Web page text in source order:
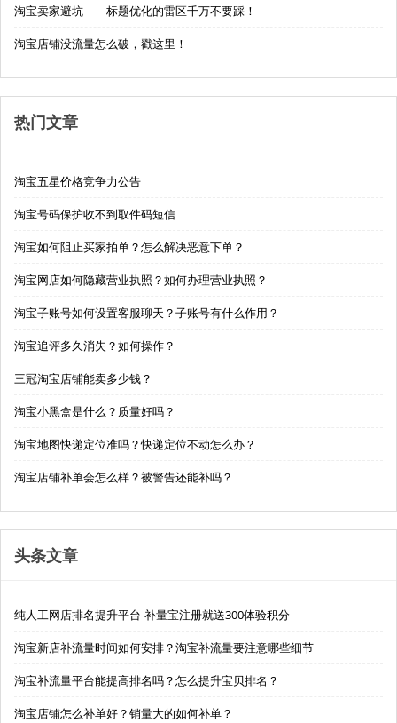
淘宝卖家避坑——标题优化的雷区千万不要踩！
淘宝店铺没流量怎么破，戳这里！
热门文章
淘宝五星价格竞争力公告
淘宝号码保护收不到取件码短信
淘宝如何阻止买家拍单？怎么解决恶意下单？
淘宝网店如何隐藏营业执照？如何办理营业执照？
淘宝子账号如何设置客服聊天？子账号有什么作用？
淘宝追评多久消失？如何操作？
三冠淘宝店铺能卖多少钱？
淘宝小黑盒是什么？质量好吗？
淘宝地图快递定位准吗？快递定位不动怎么办？
淘宝店铺补单会怎么样？被警告还能补吗？
头条文章
纯人工网店排名提升平台-补量宝注册就送300体验积分
淘宝新店补流量时间如何安排？淘宝补流量要注意哪些细节
淘宝补流量平台能提高排名吗？怎么提升宝贝排名？
淘宝店铺怎么补单好？销量大的如何补单？